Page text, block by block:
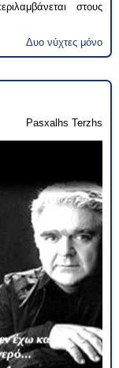
στους
Δυο νύχτες μόνο
Pasxalhs Terzhs